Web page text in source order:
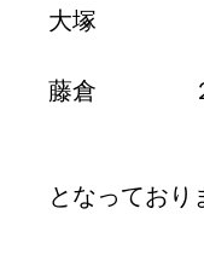
大塚 ６
藤倉
となっており